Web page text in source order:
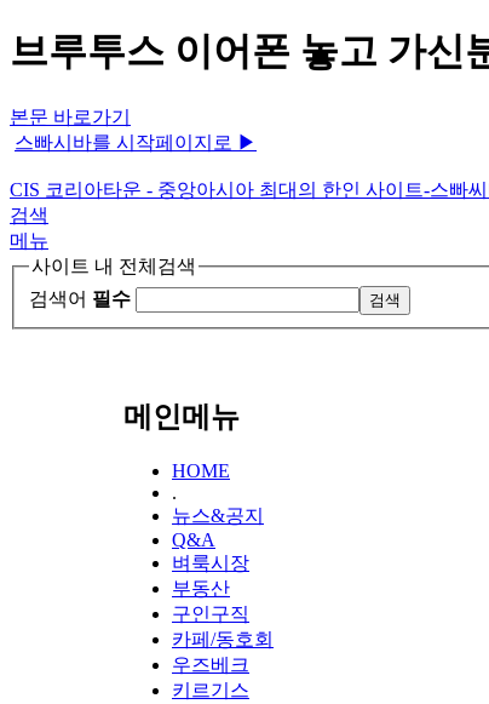
브루투스 이어폰 놓고 가신
본문 바로가기
스빠시바를 시작페이지로 ▶
CIS 코리아타운 - 중앙아시아 최대의 한인 사이트-스빠
검색
메뉴
사이트 내 전체검색
검색어 필수
메인메뉴
HOME
.
뉴스&공지
Q&A
벼룩시장
부동산
구인구직
카페/동호회
우즈베크
키르기스